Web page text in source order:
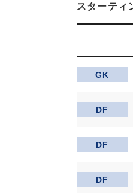
スターティ
GK
DF
DF
DF